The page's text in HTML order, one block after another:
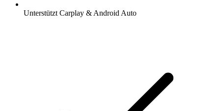
Unterstützt Carplay & Android Auto